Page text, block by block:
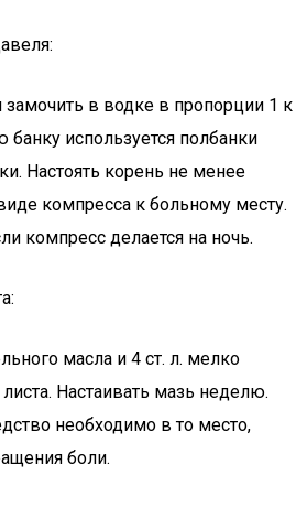
в водке в пропорции 1 к
используется полбанки
Настоять корень не менее
компресса к больному месту.
компресс делается на ночь.
масла и 4 ст. л. мелко
Настаивать мазь неделю.
необходимо в то место,
боли.